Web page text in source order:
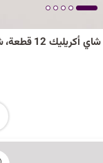
12 قطعة، شفاف